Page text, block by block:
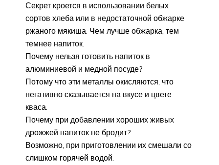
Секрет кроется в использовании белых
сортов хлеба или в недостаточной обжарке
ржаного мякиша. Чем лучше обжарка, тем
темнее напиток.
Почему нельзя готовить напиток в
алюминиевой и медной посуде?
Потому что эти металлы окисляются, что
негативно сказывается на вкусе и цвете
кваса.
Почему при добавлении хороших живых
дрожжей напиток не бродит?
Возможно, при приготовлении их смешали со
слишком горячей водой.